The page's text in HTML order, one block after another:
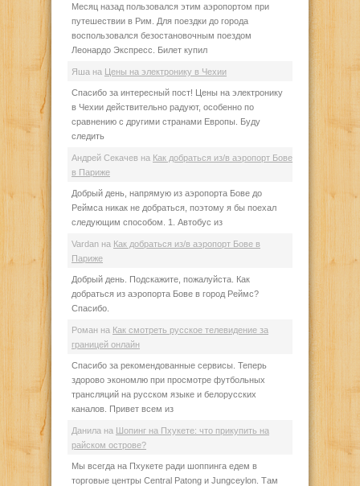
Месяц назад пользовался этим аэропортом при
путешествии в Рим. Для поездки до города
воспользовался безостановочным поездом
Леонардо Экспресс. Билет купил
Яша на Цены на электронику в Чехии
Спасибо за интересный пост! Цены на электронику
в Чехии действительно радуют, особенно по
сравнению с другими странами Европы. Буду
следить
Андрей Секачев на Как добраться из/в аэропорт Бове
в Париже
Добрый день, напрямую из аэропорта Бове до
Реймса никак не добраться, поэтому я бы поехал
следующим способом. 1. Автобус из
Vardan на Как добраться из/в аэропорт Бове в
Париже
Добрый день. Подскажите, пожалуйста. Как
добраться из аэропорта Бове в город Реймс?
Спасибо.
Роман на Как смотреть русское телевидение за
границей онлайн
Спасибо за рекомендованные сервисы. Теперь
здорово экономлю при просмотре футбольных
трансляций на русском языке и белорусских
каналов. Привет всем из
Данила на Шопинг на Пхукете: что прикупить на
райском острове?
Мы всегда на Пхукете ради шоппинга едем в
торговые центры Central Patong и Jungceylon. Там